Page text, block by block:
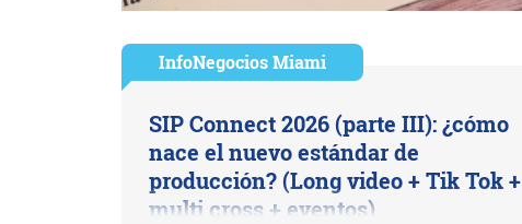
InfoNegocios Miami
SIP Connect 2026 (parte III): ¿cómo
nace el nuevo estándar de
producción? (Long video + Tik Tok +
multi cross + eventos)